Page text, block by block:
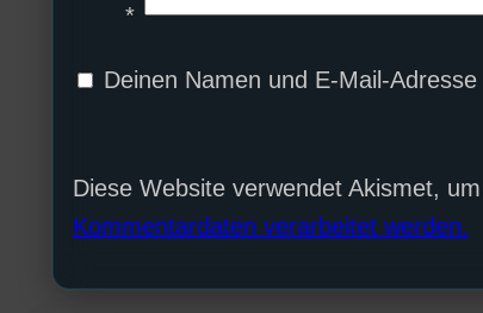
*
Deinen Namen und E-Mail-
Diese Website verwendet Akismet,
Kommentardaten verarbeitet werden.